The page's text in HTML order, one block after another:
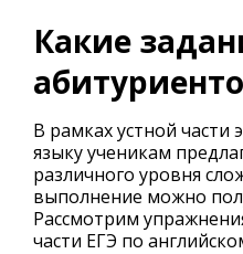
Какие
В рамках устной части
языку ученикам
различного уровня
выполнение можно
Рассмотрим
части ЕГЭ по